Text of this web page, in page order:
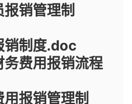
销管理制
销制度.doc
费用报销流程
报销管理制